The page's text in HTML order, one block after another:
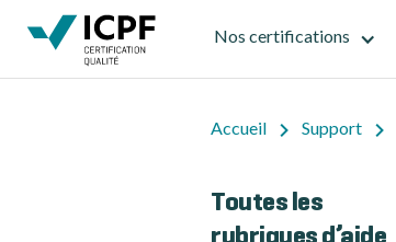
Nos certifications
Accueil Support
Toutes les